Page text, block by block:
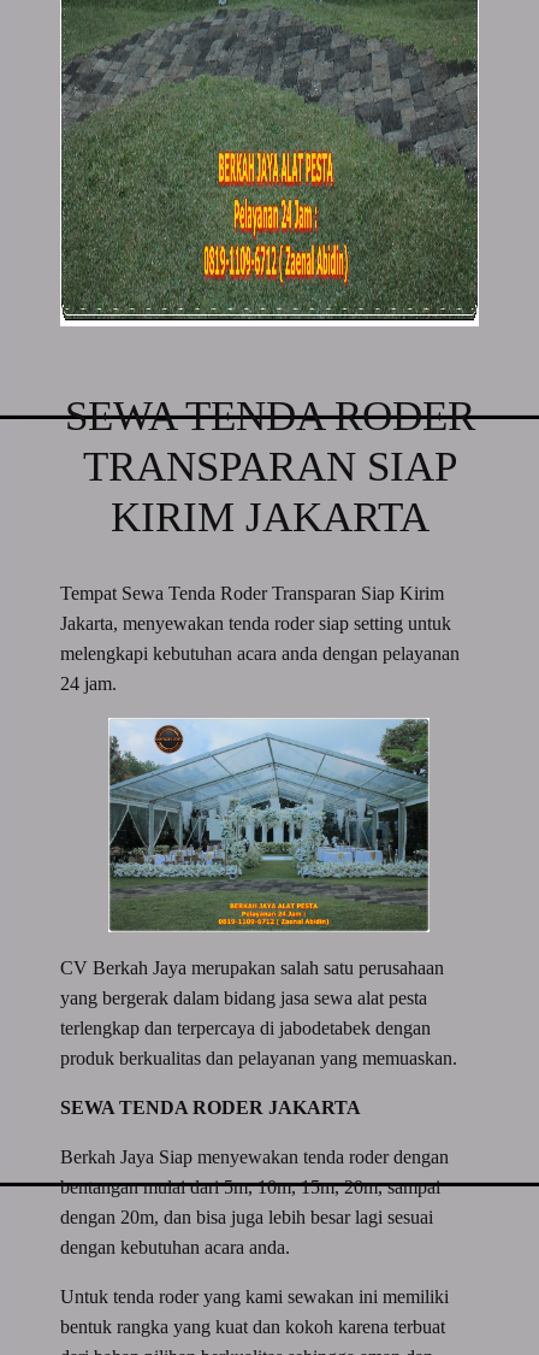
SEWA TENDA RODER
TRANSPARAN SIAP
KIRIM JAKARTA
Tempat Sewa Tenda Roder Transparan Siap Kirim
Jakarta, menyewakan tenda roder siap setting untuk
melengkapi kebutuhan acara anda dengan pelayanan
24 jam.
CV Berkah Jaya merupakan salah satu perusahaan
yang bergerak dalam bidang jasa sewa alat pesta
terlengkap dan terpercaya di jabodetabek dengan
produk berkualitas dan pelayanan yang memuaskan.
SEWA TENDA RODER JAKARTA
Berkah Jaya Siap menyewakan tenda roder dengan
bentangan mulai dari 5m, 10m, 15m, 20m, sampai
dengan 20m, dan bisa juga lebih besar lagi sesuai
dengan kebutuhan acara anda.
Untuk tenda roder yang kami sewakan ini memiliki
bentuk rangka yang kuat dan kokoh karena terbuat